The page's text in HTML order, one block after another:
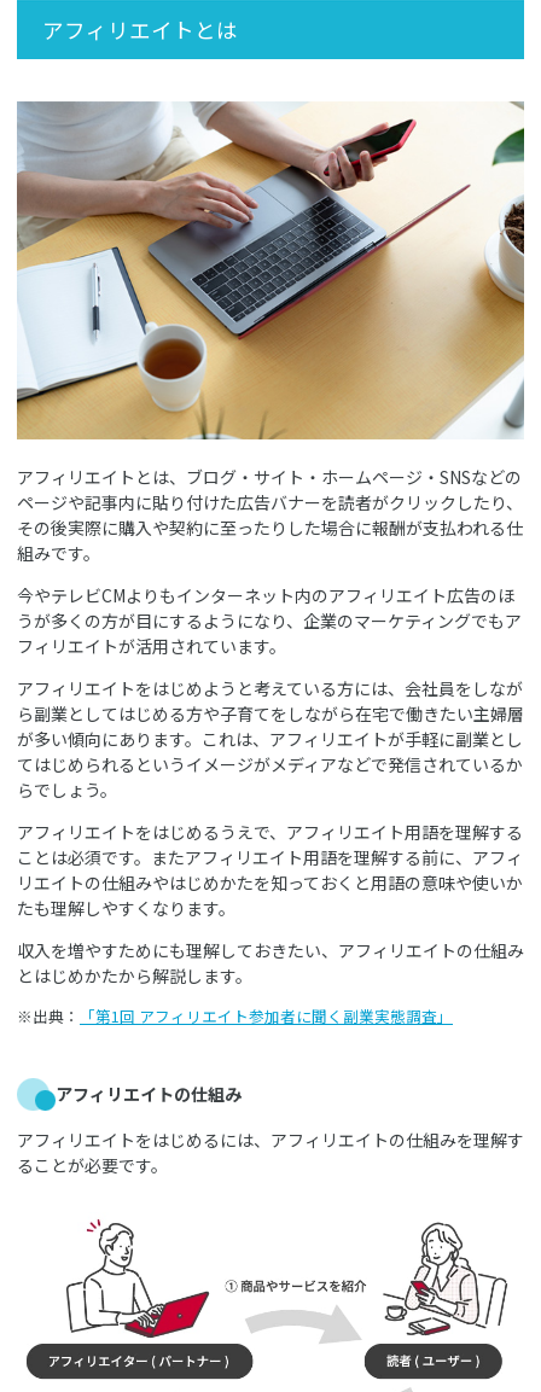
アフィリエイトとは
アフィリエイトとは、ブログ・サイト・ホームページ・SNSなどの
ページや記事内に貼り付けた広告バナーを読者がクリックしたり、
その後実際に購入や契約に至ったりした場合に報酬が支払われる仕
組みです。
今やテレビCMよりもインターネット内のアフィリエイト広告のほ
うが多くの方が目にするようになり、企業のマーケティングでもア
フィリエイトが活用されています。
アフィリエイトをはじめようと考えている方には、会社員をしなが
ら副業としてはじめる方や子育てをしながら在宅で働きたい主婦層
が多い傾向にあります。これは、アフィリエイトが手軽に副業とし
てはじめられるというイメージがメディアなどで発信されているか
らでしょう。
アフィリエイトをはじめるうえで、アフィリエイト用語を理解する
ことは必須です。またアフィリエイト用語を理解する前に、アフィ
リエイトの仕組みやはじめかたを知っておくと用語の意味や使いか
たも理解しやすくなります。
収入を増やすためにも理解しておきたい、アフィリエイトの仕組み
とはじめかたから解説します。
※出典： 「第1回 アフィリエイト参加者に聞く副業実態調査」
アフィリエイトの仕組み
アフィリエイトをはじめるには、アフィリエイトの仕組みを理解す
ることが必要です。